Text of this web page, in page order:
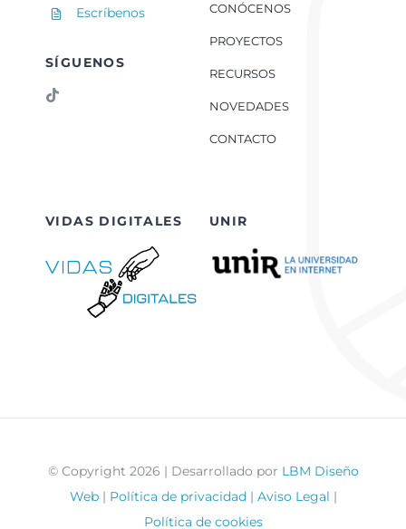
Escríbenos
SÍGUENOS
CONÓCENOS
PROYECTOS
RECURSOS
NOVEDADES
CONTACTO
VIDAS DIGITALES UNIR
© Copyright 2026 | Desarrollado por LBM Diseño
Web| Política de privacidad| Aviso Legal |
Política de cookies